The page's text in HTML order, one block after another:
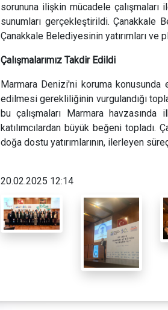
sorununa ilişkin mücadele çalışmaları
sunumları gerçekleştirildi. Çanakkale
Çanakkale Belediyesinin yatırımları ve
Çalışmalarımız Takdir Edildi
Marmara Denizi'ni koruma
edilmesi gerekliliğinin vurgulandığı
bu çalışmaları Marmara
katılımcılardan büyük beğeni
doğa dostu yatırımlarının, ilerleyen
20.02.2025 12:14